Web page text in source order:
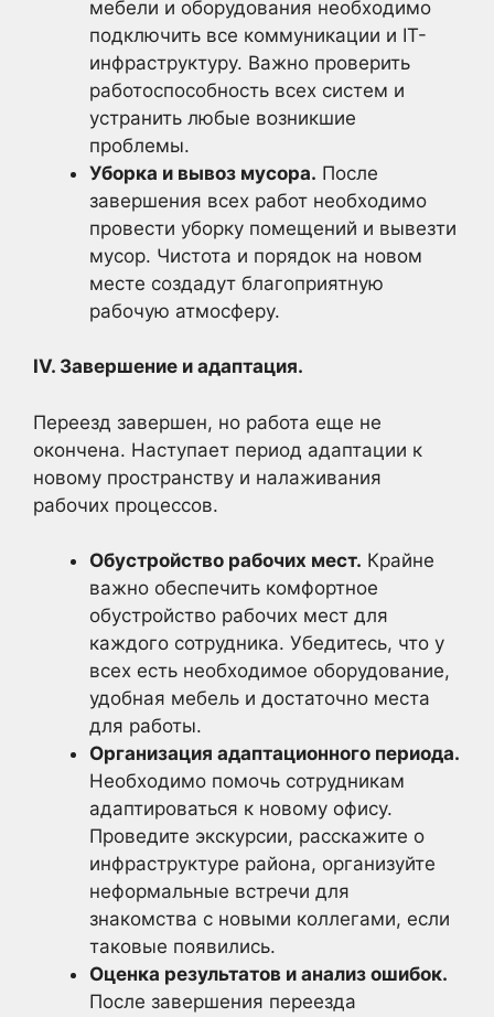
мебели и оборудования необходимо
подключить все коммуникации и IT-
инфраструктуру. Важно проверить
работоспособность всех систем и
устранить любые возникшие
проблемы.
Уборка и вывоз мусора. После
завершения всех работ необходимо
провести уборку помещений и вывезти
мусор. Чистота и порядок на новом
месте создадут благоприятную
рабочую атмосферу.
IV. Завершение и адаптация.
Переезд завершен, но работа еще не
окончена. Наступает период адаптации к
новому пространству и налаживания
рабочих процессов.
Обустройство рабочих мест. Крайне
важно обеспечить комфортное
обустройство рабочих мест для
каждого сотрудника. Убедитесь, что у
всех есть необходимое оборудование,
удобная мебель и достаточно места
для работы.
Организация адаптационного периода.
Необходимо помочь сотрудникам
адаптироваться к новому офису.
Проведите экскурсии, расскажите о
инфраструктуре района, организуйте
неформальные встречи для
знакомства с новыми коллегами, если
таковые появились.
Оценка результатов и анализ ошибок.
После завершения переезда